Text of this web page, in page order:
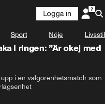
Logga in
Sport Nöje Livsstil
i ringen: ”Är okej med
i en välgörenhetsmatch som